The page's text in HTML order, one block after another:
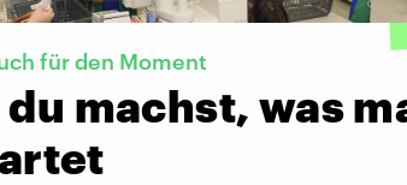
für den Moment
machst, was